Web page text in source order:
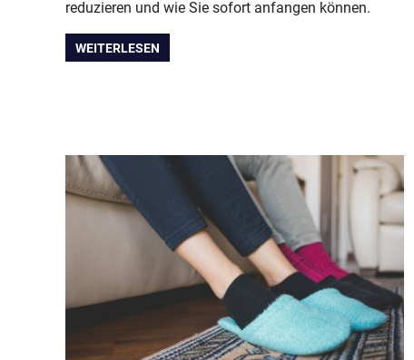
reduzieren und wie Sie sofort anfangen können.
WEITERLESEN